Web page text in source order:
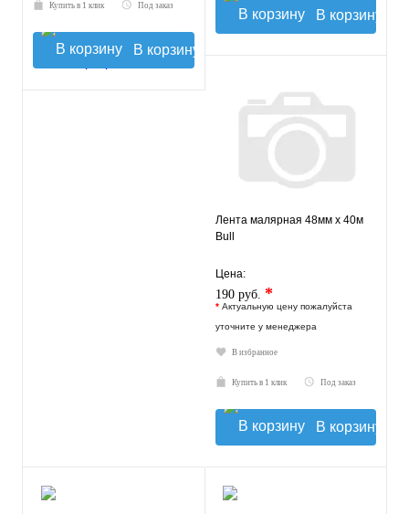
Купить в 1 клик Под заказ
В корзину
В корзину
Лента малярная 48мм х 40м
Bull
Цена:
190 руб. *
* Актуальную цену пожалуйста
уточните у менеджера
В избранное
Купить в 1 клик Под заказ
В корзину